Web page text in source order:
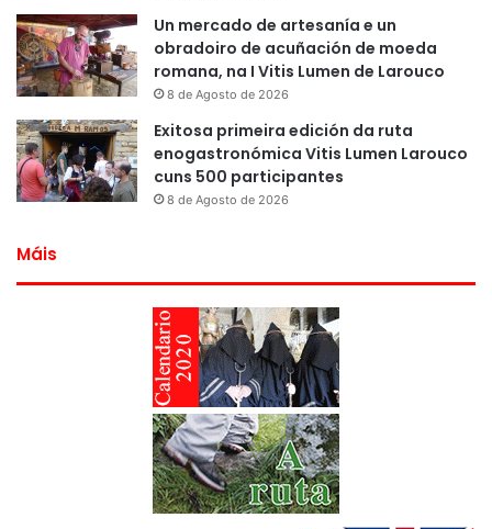
Un mercado de artesanía e un
obradoiro de acuñación de moeda
romana, na I Vitis Lumen de Larouco
8 de Agosto de 2026
Exitosa primeira edición da ruta
enogastronómica Vitis Lumen Larouco
cuns 500 participantes
8 de Agosto de 2026
Máis